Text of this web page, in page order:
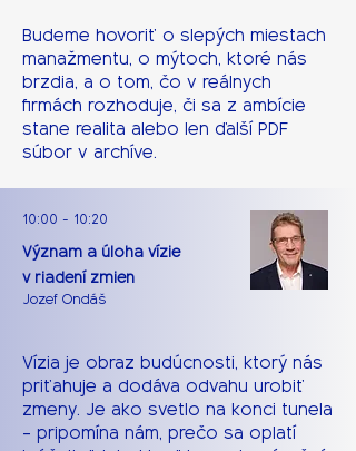
Budeme hovoriť o slepých miestach
manažmentu, o mýtoch, ktoré nás
brzdia, a o tom, čo v reálnych
firmách rozhoduje, či sa z ambície
stane realita alebo len ďalší PDF
súbor v archíve.
10:00 - 10:20
Význam a úloha vízie
v riadení zmien
Jozef Ondáš
Vízia je obraz budúcnosti, ktorý nás
priťahuje a dodáva odvahu urobiť
zmeny. Je ako svetlo na konci tunela
– pripomína nám, prečo sa oplatí